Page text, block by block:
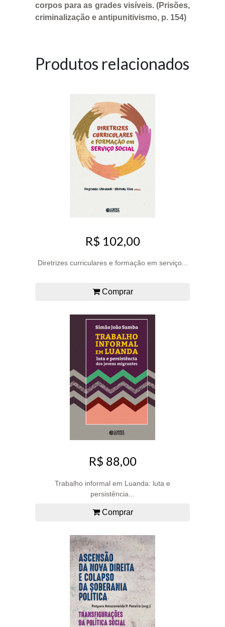
corpos para as grades visíveis. (Prisões,
criminalização e antipunitivismo, p. 154)
Produtos relacionados
R$ 102,00
Diretrizes curriculares e formação em serviço...
Comprar
R$ 88,00
Trabalho informal em Luanda: luta e
persistência...
Comprar